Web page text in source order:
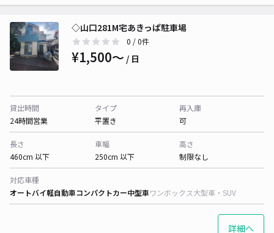
◇山口281M宅あきっぱ駐車場
0 / 0件
¥1,500〜 / 日
貸出時間
24時間営業
タイプ
平置き
再入庫
可
長さ
460cm 以下
車幅
250cm 以下
高さ
制限なし
対応車種
オートバイ軽自動車コンパクトカー中型車ワンボックス大型車・SUV
詳細へ